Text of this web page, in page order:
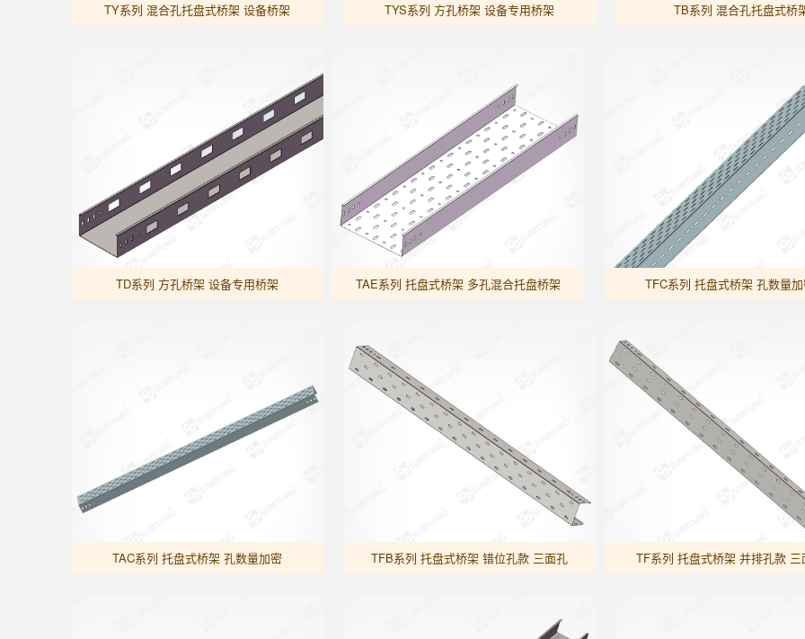
TY系列 混合孔托盘式桥架 设备桥架 TYS系列 方孔桥架 设备专用桥架 TB系列 混合孔托盘式桥
TD系列 方孔桥架 设备专用桥架 TAE系列 托盘式桥架 多孔混合托盘桥架 TFC系列 托盘式桥架 孔数量
TAC系列 托盘式桥架 孔数量加密 TFB系列 托盘式桥架 错位孔款 三面孔 TF系列 托盘式桥架 并排孔款 三